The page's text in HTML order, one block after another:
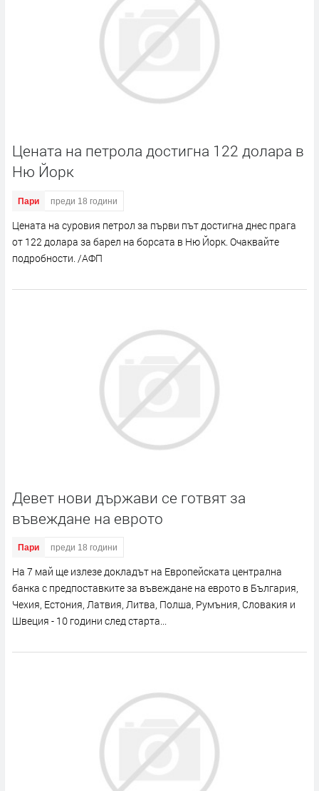
Цената на петрола достигна 122 долара в
Ню Йорк
Пари преди 18 години
Цената на суровия петрол за първи път достигна днес прага
от 122 долара за барел на борсата в Ню Йорк. Очаквайте
подробности. /АФП
Девет нови държави се готвят за
въвеждане на еврото
Пари преди 18 години
На 7 май ще излезе докладът на Европейската централна
банка с предпоставките за въвеждане на еврото в България,
Чехия, Естония, Латвия, Литва, Полша, Румъния, Словакия и
Швеция - 10 години след старта...